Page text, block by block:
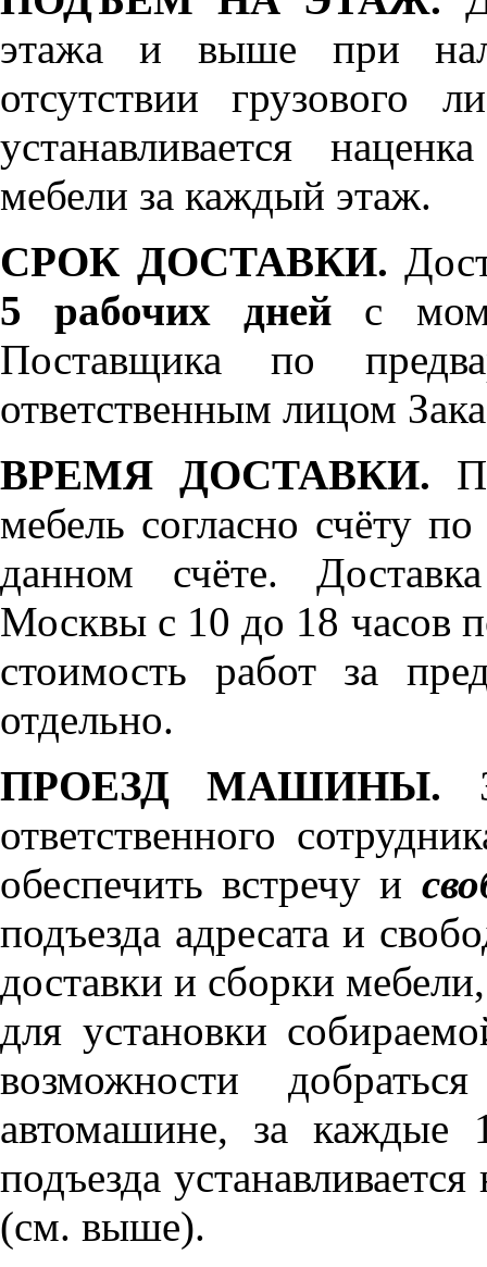
этажа и выше при
отсутствии грузового
устанавливается
мебели за каждый этаж.
СРОК ДОСТАВКИ.
5 рабочих дней с
Поставщика по
ответственным лицом
ВРЕМЯ ДОСТАВКИ.
мебель согласно счёту
данном счёте.
Москвы с 10 до 18 часов
стоимость работ за
отдельно.
ПРОЕЗД МАШИНЫ.
ответственного
обеспечить встречу и
подъезда адресата и
доставки и сборки
для установки
возможности
автомашине, за каждые
подъезда
(см. выше).